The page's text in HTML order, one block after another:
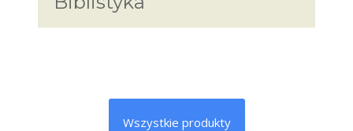
Wszystkie produkty